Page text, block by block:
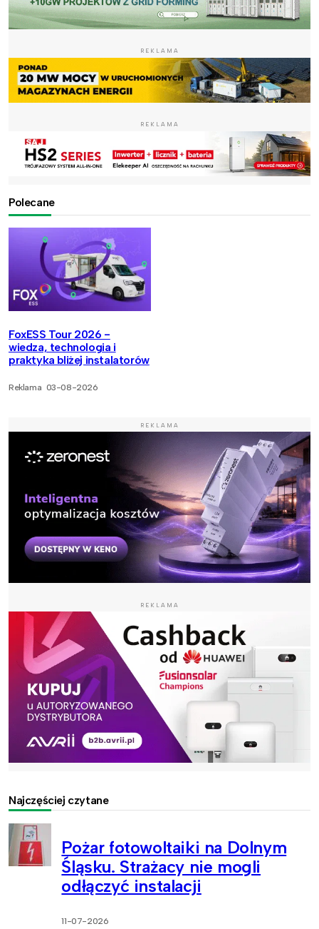
REKLAMA
REKLAMA
Polecane
FoxESS Tour 2026 -
wiedza, technologia i
praktyka bliżej instalatorów
Reklama 03-08-2026
REKLAMA
REKLAMA
Najczęściej czytane
Pożar fotowoltaiki na Dolnym
Śląsku. Strażacy nie mogli
odłączyć instalacji
11-07-2026